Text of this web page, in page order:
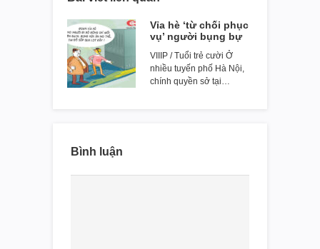
Vỉa hè ‘từ chối phục
vụ’ người bụng bự
VIIIP / Tuổi trẻ cười Ở
nhiều tuyến phố Hà Nội,
chính quyền sở tại…
Bình luận